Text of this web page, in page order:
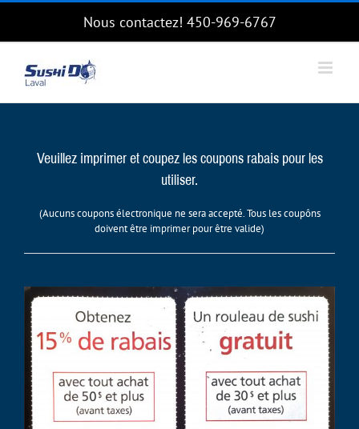
Skip
Nous contactez! 450-969-6767
Veuillez imprimer et coupez les coupons rabais pour les
utiliser.
(Aucuns coupons électronique ne sera accepté. Tous les coupôns
doivent être imprimer pour être valide)